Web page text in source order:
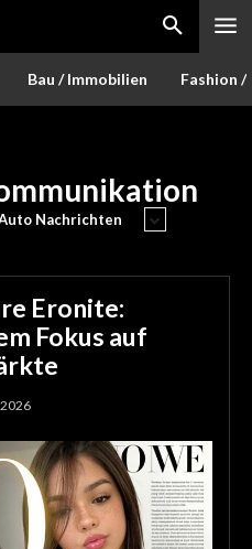
Bau / Immobilien Fashion /
Nachrichten
Eronite:
Fokus auf